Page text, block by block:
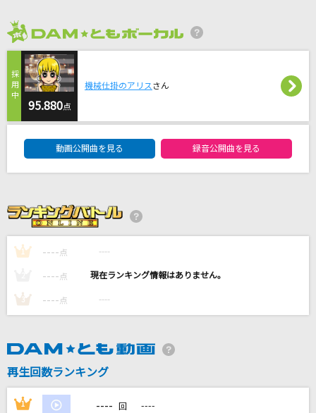
French
大森元貴
最後の雨
中西保志
[生音]I LOVE YOU
尾崎豊
点描の唄(feat.井上苑子)
Mrs. GREEN APPLE
95.880点
機械仕掛のアリス さん
動画公開曲を見る 録音公開曲を見る
1 ---- 点 ----
---- 点 ----
3 ---- 点 ----
再生回数ランキング
1 ---- 回 ----